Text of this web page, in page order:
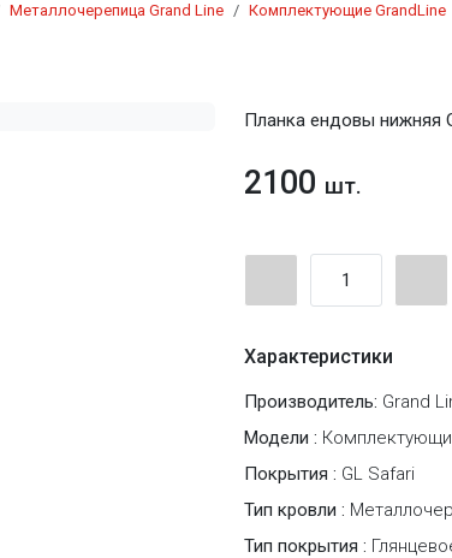
Металлочерепица Grand Line Комплектующие GrandLine
Планка ендовы нижняя
2100 шт.
Характеристики
Производитель: Grand
Модели :
Покрытия : GL Safari
Тип кровли :
Тип покрытия :